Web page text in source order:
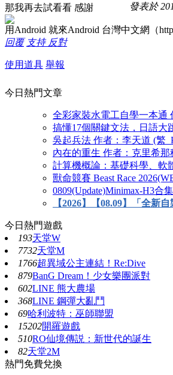
發表於
那我再去試看看 感謝
用Android 就來Android 台灣中文網（
回覆 支持 反對
使用道具 舉報
今日熱門文章
全彩家裝水電工自學一本通
搞懂17個關鍵文法，日語大
吳起兵法 作者：李天道 (繁
內在的重生 作者：克里希那
計算機概論：基礎科學、軟
獸命競賽 Beast Race
0809(Update)Minimax-H3合
【2026】【08.09】「全新
今日熱門遊戲
193天堂W
7732天堂M
1766超異域公主連結！Re:Dive
879BanG Dream！少女樂團派對
602LINE 熊大農場
368LINE 鋼彈大亂鬥
69哈利波特：巫師聯盟
15202開羅遊戲
510RO仙境傳説：新世代的誕生
82天堂2M
熱門免費兌換